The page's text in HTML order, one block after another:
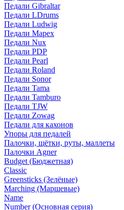
Педали Gibraltar
Педали LDrums
Педали Ludwig
Педали Mapex
Педали Nux
Педали PDP
Педали Pearl
Педали Roland
Педали Sonor
Педали Tama
Педали Tamburo
Педали TJW
Педали Zowag
Педали для кахонов
Упоры для педалей
Палочки, щётки, руты, маллеты
Палочки Agner
Budget (Бюджетная)
Classic
Greensticks (Зелёные)
Marching (Маршевые)
Name
Number (Основная серия)